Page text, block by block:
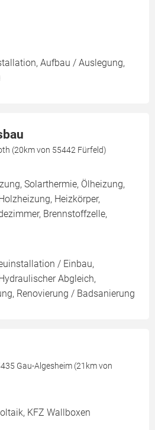
Aufbau / Auslegung,
(20km von 55442 Fürfeld)
Solarthermie, Ölheizung,
Heizkörper,
Brennstoffzelle,
/ Einbau,
Abgleich,
Renovierung / Badsanierung
Gau-Algesheim (21km von
KFZ Wallboxen